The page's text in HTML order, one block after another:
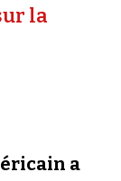
la
a